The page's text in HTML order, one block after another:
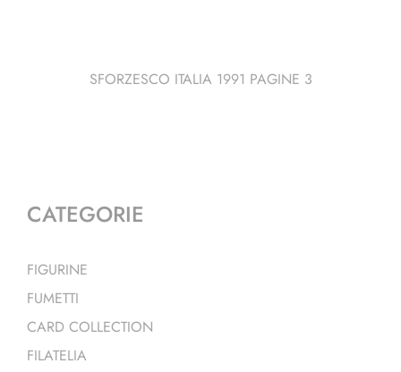
SFORZESCO ITALIA 1991 PAGINE 3
CATEGORIE
FIGURINE
FUMETTI
CARD COLLECTION
FILATELIA